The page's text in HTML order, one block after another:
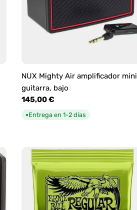
NUX Mighty Air amplificador mini
guitarra, bajo
Precio
habitual
145,00 €
●Entrega en 1-2 días